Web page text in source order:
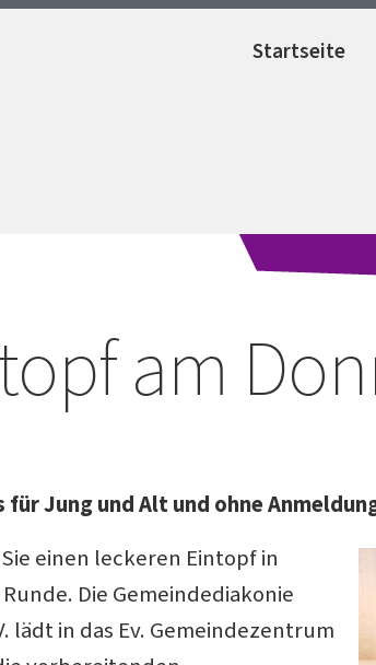
Startseite
am
für Jung und Alt und ohne
einen leckeren Eintopf in
Die Gemeindediakonie
lädt in das Ev. Gemeindezentrum